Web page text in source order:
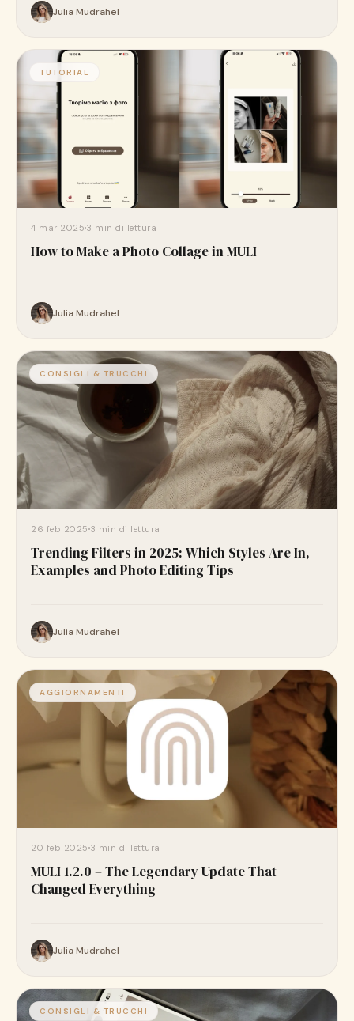
Julia Mudrahel
TUTORIAL
4 mar 2025 3 min di lettura
How to Make a Photo Collage in MULI
Julia Mudrahel
CONSIGLI & TRUCCHI
26 feb 2025 3 min di lettura
Trending Filters in 2025: Which Styles Are In,
Examples and Photo Editing Tips
Julia Mudrahel
AGGIORNAMENTI
20 feb 2025 3 min di lettura
MULI 1.2.0 – The Legendary Update That
Changed Everything
Julia Mudrahel
CONSIGLI & TRUCCHI